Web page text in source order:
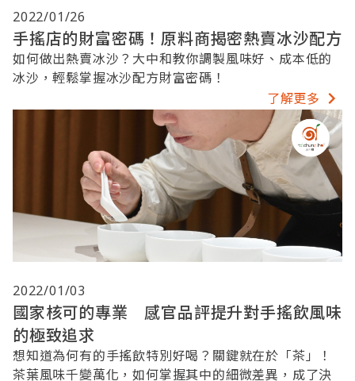
2022/01/26
手搖店的財富密碼！原料商揭密熱賣冰沙配方
如何做出熱賣冰沙？大中和教你調製風味好、成本低的
冰沙，輕鬆掌握冰沙配方財富密碼！
了解更多
2022/01/03
國家核可的專業 感官品評提升對手搖飲風味
的極致追求
想知道為何有的手搖飲特別好喝？關鍵就在於「茶」！
茶葉風味千變萬化，如何掌握其中的細微差異，成了決